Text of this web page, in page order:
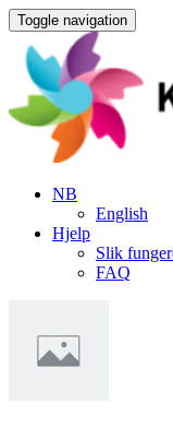
Toggle navigation
NB
English
Hjelp
Slik
FAQ